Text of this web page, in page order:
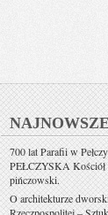
700 lat Parafii w
PEŁCZYSKA Kościół
pińczowski.
O architekturze
Rzeczpospolitej –